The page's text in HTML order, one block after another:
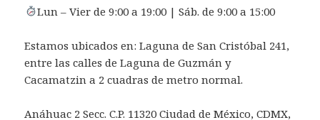
Lun – Vier de 9:00 a 19:00 | Sáb. de 9:00 a 15:00
Estamos ubicados en: Laguna de San Cristóbal 241,
entre las calles de Laguna de Guzmán y
Cacamatzin a 2 cuadras de metro normal.
Anáhuac 2 Secc. C.P. 11320 Ciudad de México, CDMX,